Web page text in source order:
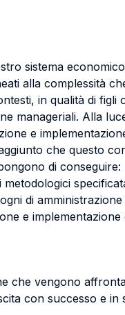
sistema
alla complessità
in qualità di
manageriali. Alla
e
che questo
di
di
e implementazione
che vengono
con successo e